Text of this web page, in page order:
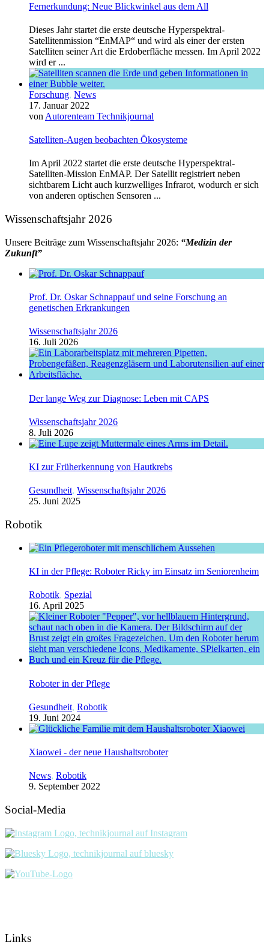
Fernerkundung: Neue Blickwinkel aus dem All
Dieses Jahr startet die erste deutsche Hyperspektral-
Satellitenmission “EnMAP“ und wird als einer der ersten
Satelliten seiner Art die Erdoberfläche messen. Im April 2022
wird er ...
Forschung, News
17. Januar 2022
von Autorenteam Technikjournal
Satelliten-Augen beobachten Ökosysteme
Im April 2022 startet die erste deutsche Hyperspektral-
Satelliten-Mission EnMAP. Der Satellit registriert neben
sichtbarem Licht auch kurzwelliges Infrarot, wodurch er sich
von anderen optischen Sensoren ...
Wissenschaftsjahr 2026
Unsere Beiträge zum Wissenschaftsjahr 2026: “Medizin der
Zukunft”
Prof. Dr. Oskar Schnappauf und seine Forschung an
genetischen Erkrankungen
Wissenschaftsjahr 2026
16. Juli 2026
Der lange Weg zur Diagnose: Leben mit CAPS
Wissenschaftsjahr 2026
8. Juli 2026
KI zur Früherkennung von Hautkrebs
Gesundheit, Wissenschaftsjahr 2026
25. Juni 2025
Robotik
KI in der Pflege: Roboter Ricky im Einsatz im Seniorenheim
Robotik, Spezial
16. April 2025
Roboter in der Pflege
Gesundheit, Robotik
19. Juni 2024
Xiaowei - der neue Haushaltsroboter
News, Robotik
9. September 2022
Social-Media
Links